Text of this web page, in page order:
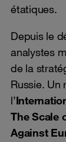
étatiques.
Depuis le
analystes
de la
Russie. Un
l’
The Scale
Against